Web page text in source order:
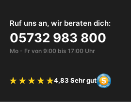
Ruf uns an, wir beraten dich:
05732 983 800
Mo - Fr von 9:00 bis 17:00 Uhr
Bewertung 4.83 von 5 Sternen
4,83 Sehr gut